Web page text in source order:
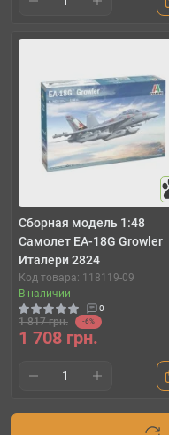
Cборная модель 1:48
Самолет EA-18G Growler
Италери 2824
Код товара: 118119-09
В наличии
0
1 817 грн. -6%
1 708 грн.